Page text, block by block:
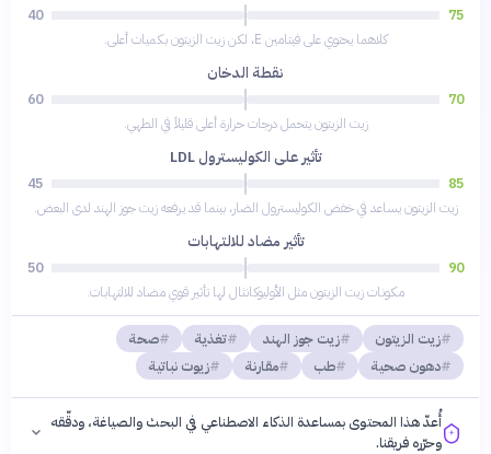
75
40
كلاهما يحتوي على فيتامين E، لكن زيت الزيتون بكميات أعلى.
نقطة الدخان
70
60
زيت الزيتون يتحمل درجات حرارة أعلى قليلاً في الطهي.
تأثير على الكوليسترول LDL
85
45
زيت الزيتون يساعد في خفض الكوليسترول الضار، بينما قد يرفعه زيت جوز الهند لدى البعض.
تأثير مضاد للالتهابات
90
50
مكونات زيت الزيتون مثل الأوليوكانثال لها تأثير قوي مضاد للالتهابات.
زيت الزيتون زيت جوز الهند تغذية
صحة
دهون صحية
طب مقارنة زيوت نباتية
أُعدّ هذا المحتوى بمساعدة الذكاء الاصطناعي في البحث والصياغة، ودقّقه
وحرّره فريقنا.